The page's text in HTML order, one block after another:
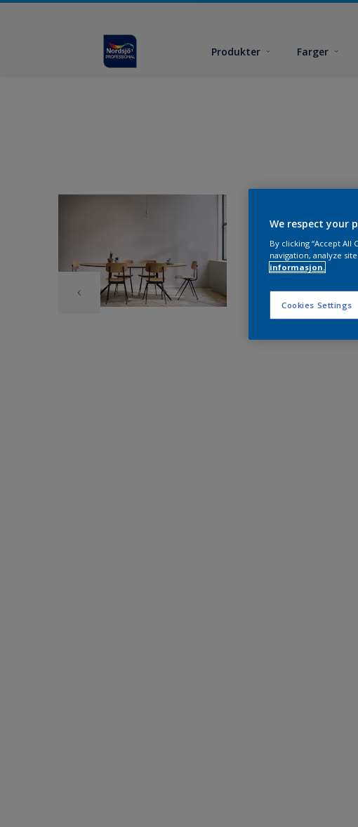
Produkter Farger
We respect your
By clicking “Accept
navigation, analyze
informasjon.
Cookies Settings